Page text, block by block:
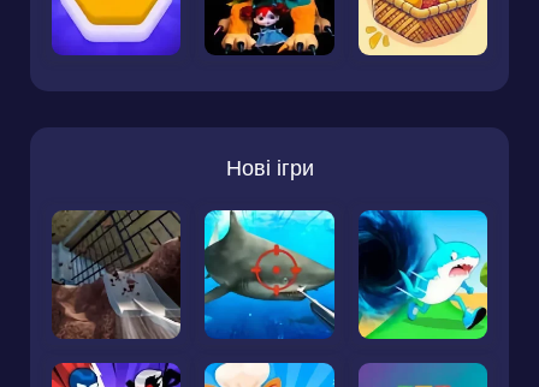
Нові ігри